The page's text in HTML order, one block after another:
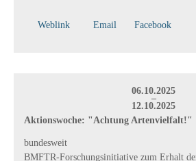
Weblink Email Facebook
06.10.2025
–
12.10.2025
Aktionswoche: "Achtung Artenvielfalt!"
bundesweit
BMFTR-Forschungsinitiative zum Erhalt